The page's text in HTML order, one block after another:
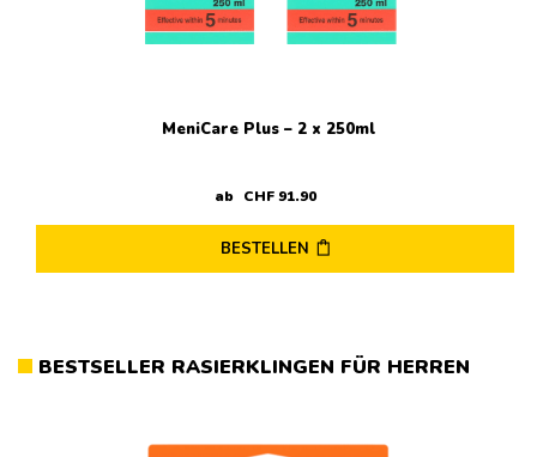
MeniCare Plus – 2 x 250ml
ab CHF91.90
BESTELLEN
BESTSELLER RASIERKLINGEN FÜR HERREN